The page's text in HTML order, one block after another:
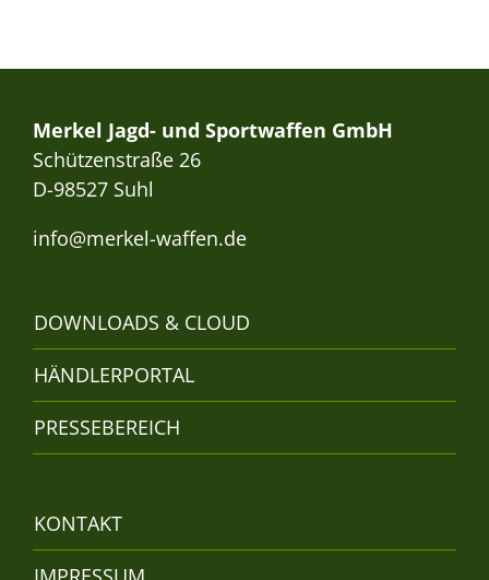
Merkel Jagd- und Sportwaffen GmbH
Schützenstraße 26
D-98527 Suhl
info@merkel-waffen.de
DOWNLOADS & CLOUD
HÄNDLERPORTAL
PRESSEBEREICH
KONTAKT